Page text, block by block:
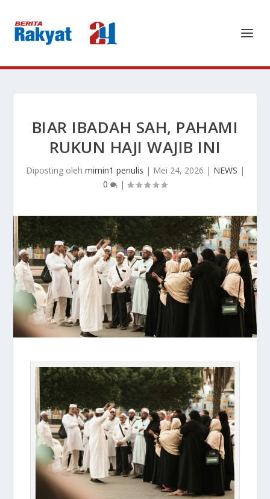
BIAR IBADAH SAH, PAHAMI
RUKUN HAJI WAJIB INI
Diposting oleh mimin1 penulis | Mei 24, 2026 | NEWS |
0
|